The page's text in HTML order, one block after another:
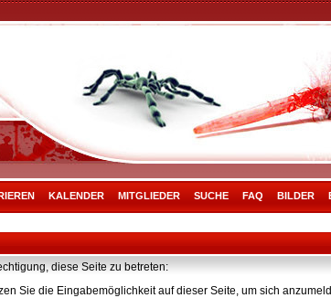
KALENDER MITGLIEDER SUCHE FAQ BILDER
diese Seite zu betreten:
Sie die Eingabemöglichkeit auf dieser Seite, um sich